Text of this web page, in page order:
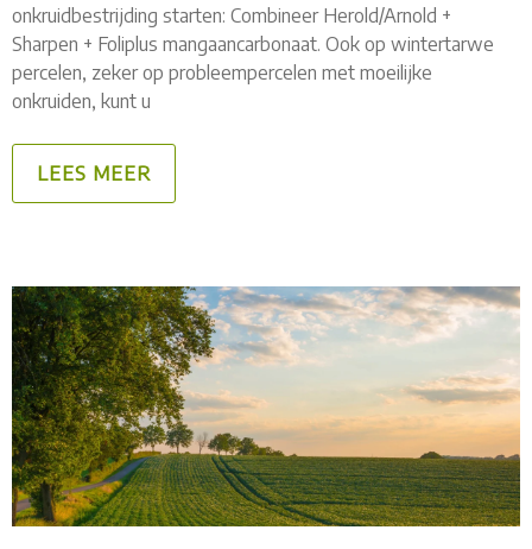
onkruidbestrijding starten: Combineer Herold/Arnold +
Sharpen + Foliplus mangaancarbonaat. Ook op wintertarwe
percelen, zeker op probleempercelen met moeilijke
onkruiden, kunt u
LEES MEER